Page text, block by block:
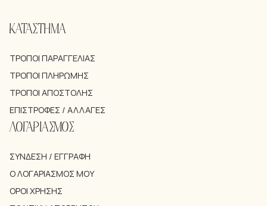
ΚΑΤΑΣΤΗΜΑ
ΤΡΌΠΟΙ ΠΑΡΑΓΓΕΛΊΑΣ
ΤΡΌΠΟΙ ΠΛΗΡΩΜΉΣ
ΤΡΌΠΟΙ ΑΠΟΣΤΟΛΉΣ
ΕΠΙΣΤΡΟΦΈΣ / ΑΛΛΑΓΈΣ
ΛΟΓΑΡΙΑΣΜΟΣ
ΣΎΝΔΕΣΗ / ΕΓΓΡΑΦΉ
Ο ΛΟΓΑΡΙΑΣΜΌΣ ΜΟΥ
ΌΡΟΙ ΧΡΉΣΗΣ